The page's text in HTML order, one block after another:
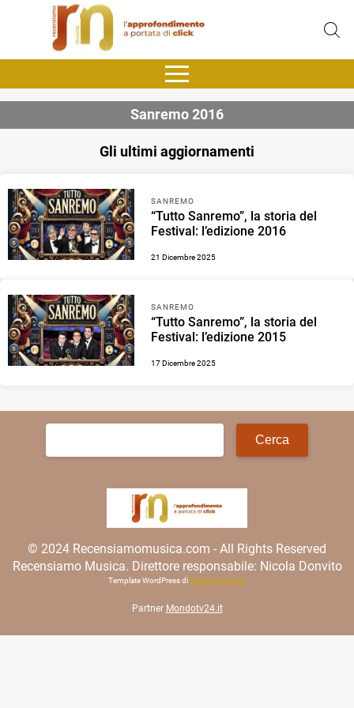
Sanremo 2016
Gli ultimi aggiornamenti
SANREMO
“Tutto Sanremo”, la storia del
Festival: l’edizione 2016
21 Dicembre 2025
SANREMO
“Tutto Sanremo”, la storia del
Festival: l’edizione 2015
17 Dicembre 2025
Ricerca
© 2024 Recensiamomusica.com - All Rights Reserved
Recensiamo Musica. Direttore responsabile: Nicola Donvito
Template WordPress di Matteo Morreale
Partner Mondotv24.it